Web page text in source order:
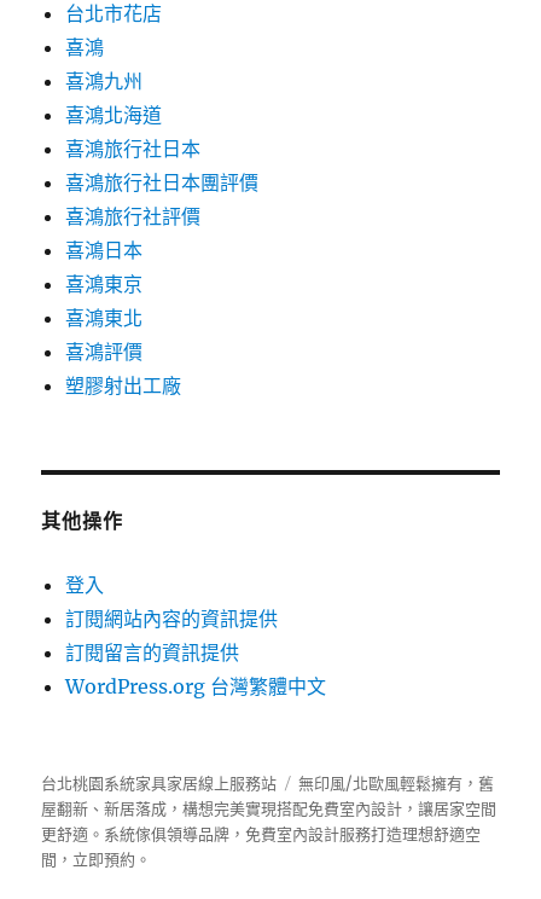
台北市花店
喜鴻
喜鴻九州
喜鴻北海道
喜鴻旅行社日本
喜鴻旅行社日本團評價
喜鴻旅行社評價
喜鴻日本
喜鴻東京
喜鴻東北
喜鴻評價
塑膠射出工廠
其他操作
登入
訂閱網站內容的資訊提供
訂閱留言的資訊提供
WordPress.org 台灣繁體中文
台北桃園系統家具家居線上服務站
無印風/北歐風輕鬆擁有，舊
屋翻新、新居落成，構想完美實現搭配免費室內設計，讓居家空間
更舒適。 系統傢俱領導品牌，免費室內設計服務打造理想舒適空
間，立即預約。